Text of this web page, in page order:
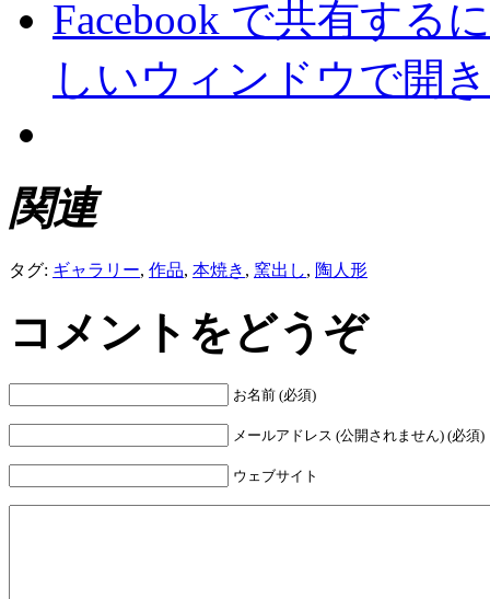
Facebook で共有する
しいウィンドウで開
関連
タグ: ギャラリー, 作品, 本焼き , 窯出し, 陶人形
コメントをどうぞ
お名前 (必須)
メールアドレス (公開されません) (必須)
ウェブサイト